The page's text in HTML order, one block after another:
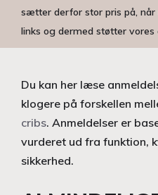
sætter derfor stor pris på, når
links og dermed støtter vores
Du kan her læse
klogere på forskellen
cribs. Anmeldelser er
vurderet ud fra funktion,
sikkerhed.